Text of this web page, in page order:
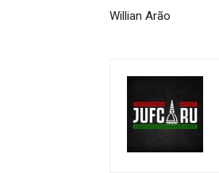
Willian Arão